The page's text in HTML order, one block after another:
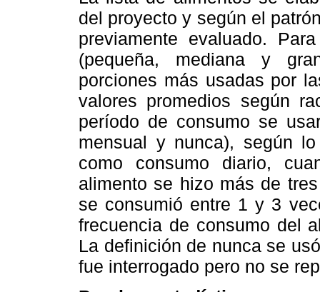
del proyecto y según el
previamente evaluado.
(pequeña, mediana y
porciones más usadas por
valores promedios según
período de consumo se
mensual y nunca), según
como consumo diario,
alimento se hizo más de
se consumió entre 1 y 3
frecuencia de consumo del
La definición de nunca se
fue interrogado pero no se